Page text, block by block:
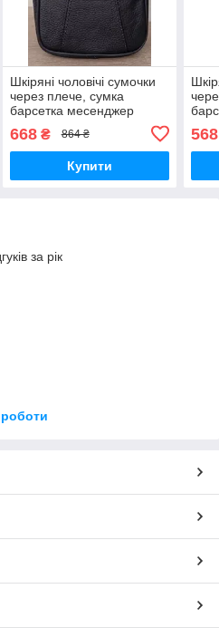
Шкіряні чоловічі сумочки
через плече, сумка
барсетка месенджер
планшетка НАТУРАЛЬНА
КОЖА тактична 18*15 см
668₴ 864 ₴
Купити
568
за рік